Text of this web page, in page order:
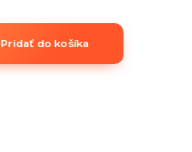
Pridať do košíka